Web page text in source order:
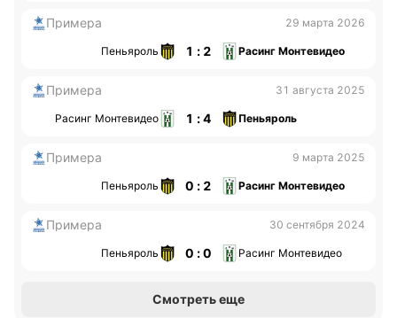
Примера 29 марта 2026
Пеньяроль 1 : 2 Расинг Монтевидео
Примера 31 августа 2025
Расинг Монтевидео 1 : 4 Пеньяроль
Примера 9 марта 2025
Пеньяроль 0 : 2 Расинг Монтевидео
Примера 30 сентября 2024
Пеньяроль 0 : 0 Расинг Монтевидео
Смотреть еще